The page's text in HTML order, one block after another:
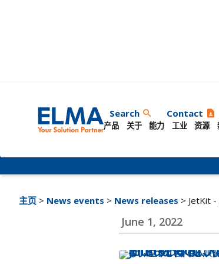
Search search Contact contact_page
产品
关于 能力 工业 资源
Elma 发布基于
决方案董事会
主页 > News events > News releases > JetKit
June 1, 2022